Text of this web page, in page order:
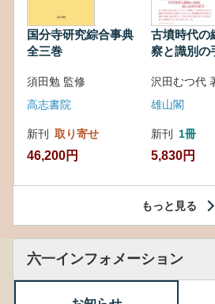
国分寺研究綜合事典
全三巻
須田勉 監修
高志書院
新刊 取り寄せ
46,200円
古墳時代の
察と識別の
沢田むつ代
雄山閣
新刊 1冊
5,830円
もっと見る
六一インフォメーション